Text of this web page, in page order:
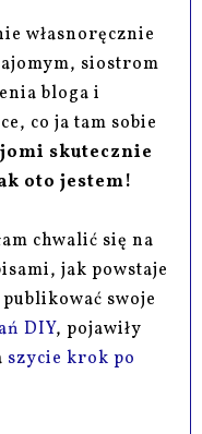
własnoręcznie
siostrom
bloga i
co ja tam sobie
skutecznie
oto jestem!
chwalić się na
jak powstaje
publikować swoje
DIY, pojawiły
szycie krok po